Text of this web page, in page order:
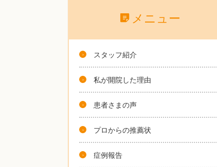
メニュー
スタッフ紹介
私が開院した理由
患者さまの声
プロからの推薦状
症例報告